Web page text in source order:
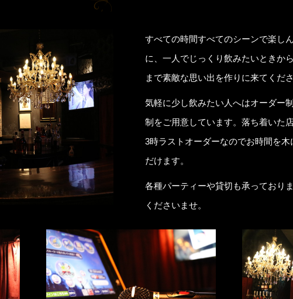
すべての時間すべてのシーンで楽し
に、一人でじっくり飲みたいときか
まで素敵な思い出を作りに来てくださ
気軽に少し飲みたい人へはオーダー
制をご用意しています。落ち着いた
3時ラストオーダーなのでお時間を
だけます。
各種パーティーや貸切も承っており
くださいませ。